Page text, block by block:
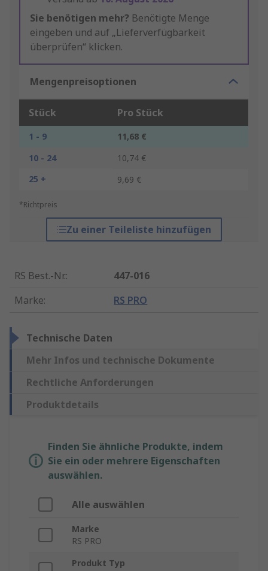
Sie benötigen mehr? Benötigte Menge
eingeben und auf „Lieferverfügbarkeit
überprüfen“ klicken.
Mengenpreisoptionen
Stück Pro Stück
1 - 9
11,68 €
10 - 24
10,74 €
25 +
9,69 €
*Richtpreis
Zu einer Teileliste hinzufügen
RS Best.-Nr.:
447-016
Marke: RS PRO
Technische Daten
Mehr Infos und technische Dokumente
Rechtliche Anforderungen
Produktdetails
Finden Sie ähnliche Produkte, indem
Sie ein oder mehrere Eigenschaften
auswählen.
Alle auswählen
Marke
RS PRO
Produkt Typ